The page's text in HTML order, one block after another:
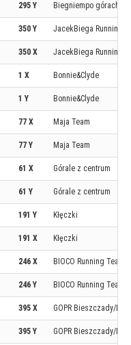
295 Y Biegniempo górach .
350 Y JacekBiega Running
350 X JacekBiega Running
1 X Bonnie&Clyde
1 Y Bonnie&Clyde
77 X Maja Team
77 Y Maja Team
61 X Górale z centrum
61 Y Górale z centrum
191 Y Kłęczki
191 X Kłęczki
246 X BIOCO Running Team
246 Y BIOCO Running Team
395 X GOPR Bieszczady/
395 Y GOPR Bieszczady/